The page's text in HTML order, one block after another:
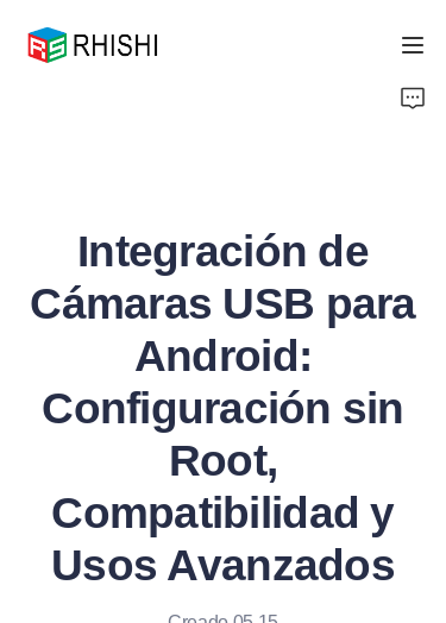
Integración de
Cámaras USB para
Android:
Configuración sin
Root,
Compatibilidad y
Usos Avanzados
About Us
News